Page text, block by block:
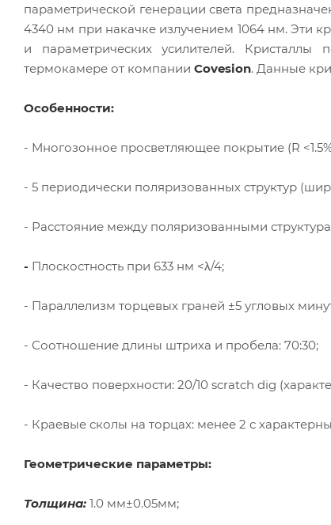
параметрической генерации света
4340 нм при накачке излучением 1064 нм. Эти
и параметрических усилителей. Кристаллы
термокамере от компании Covesion. Данные
Особенности:
- Многозонное просветляющее покрытие (R
- 5 периодически поляризованных структур
- Расстояние между поляризованными
- Плоскостность при 633 нм <λ/4;
- Параллелизм торцевых граней ±5 угловых
- Соотношение длины штриха и пробела: 70:30;
- Качество поверхности: 20/10 scratch dig
- Краевые сколы на торцах: менее 2 с
Геометрические параметры:
Толщина: 1.0 мм±0.05мм;